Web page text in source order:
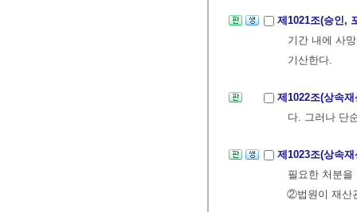
제1021조(승인,
기간 내에 사
기산한다.
제1022조(상속
다. 그러나 단
제1023조(상속
필요한 처분
②법원이 재산